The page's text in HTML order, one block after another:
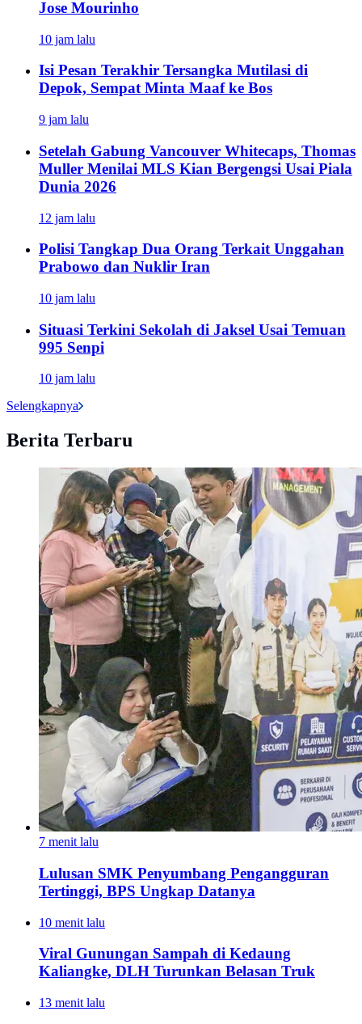
Jose Mourinho
10 jam lalu
Isi Pesan Terakhir Tersangka Mutilasi di
Depok, Sempat Minta Maaf ke Bos
9 jam lalu
Setelah Gabung Vancouver Whitecaps, Thomas
Muller Menilai MLS Kian Bergengsi Usai Piala
Dunia 2026
12 jam lalu
Polisi Tangkap Dua Orang Terkait Unggahan
Prabowo dan Nuklir Iran
10 jam lalu
Situasi Terkini Sekolah di Jaksel Usai Temuan
995 Senpi
10 jam lalu
Selengkapnya
Berita Terbaru
7 menit lalu
Lulusan SMK Penyumbang Pengangguran
Tertinggi, BPS Ungkap Datanya
10 menit lalu
Viral Gunungan Sampah di Kedaung
Kaliangke, DLH Turunkan Belasan Truk
13 menit lalu